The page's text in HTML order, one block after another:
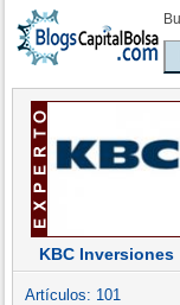
KBC Inversiones
Artículos: 101